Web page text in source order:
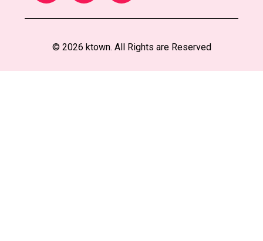
© 2026 ktown. All Rights are Reserved